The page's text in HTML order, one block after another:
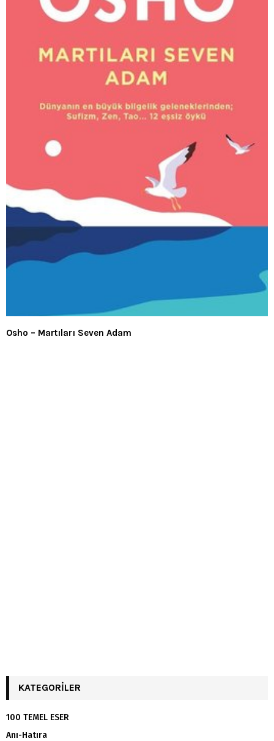
Osho – Martıları Seven Adam
KATEGORILER
100 TEMEL ESER
Anı-Hatıra